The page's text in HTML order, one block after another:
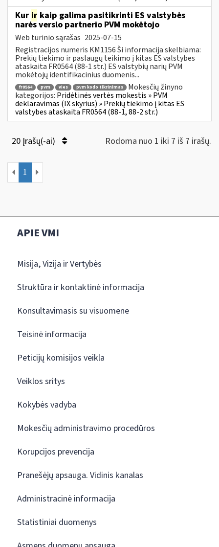
Kur ir kaip galima pasitikrinti ES valstybės
narės verslo partnerio PVM mokėtojo
Web turinio sąrašas 2025-07-15
Registracijos numeris KM1156 Ši informacija skelbiama:
Prekių tiekimo ir paslaugų teikimo į kitas ES valstybes
ataskaita FR0564 (88-1 str.) ES valstybių narių PVM
mokėtojų identifikacinius duomenis...
fr0564 pvm vies pvm kodo tikrinimas
Mokesčių žinyno
kategorijos: Pridėtinės vertės mokestis » PVM
deklaravimas (IX skyrius) » Prekių tiekimo į kitas ES
valstybes ataskaita FR0564 (88-1, 88-2 str.)
20 Įrašų(-ai) Rodoma nuo 1 iki 7 iš 7 irašų.
1
APIE VMI
Misija, Vizija ir Vertybės
Struktūra ir kontaktinė informacija
Konsultavimasis su visuomene
Teisinė informacija
Peticijų komisijos veikla
Veiklos sritys
Kokybės vadyba
Mokesčių administravimo procedūros
Korupcijos prevencija
Pranešėjų apsauga. Vidinis kanalas
Administracinė informacija
Statistiniai duomenys